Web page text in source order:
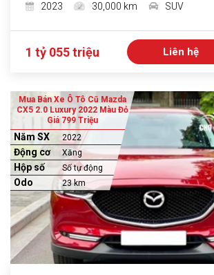
2023
30,000 km SUV
1 tỷ 055 triệu Liên hệ
Mua Bán Xe Ô Tô Cũ Mazda
CX5 2.0 Luxury 2022 Màu Đỏ
Giá 799 Triệu
Năm SX 2022
Động cơ Xăng
Hộp số Số tự động
Odo 23 km